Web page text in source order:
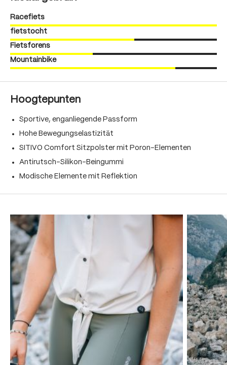
Racefiets
fietstocht
Fietsforens
Mountainbike
Hoogtepunten
Sportive, enganliegende Passform
Hohe Bewegungselastizität
SITIVO Comfort Sitzpolster mit Poron-Elementen
Antirutsch-Silikon-Beingummi
Modische Elemente mit Reflektion
Produktgalerie überspringen